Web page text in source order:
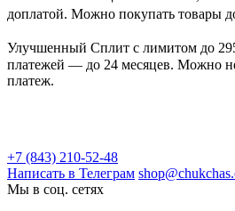
доплатой. Можно покупать товары
Улучшенный Сплит с лимитом до
платежей — до 24 месяцев. Можно
платеж.
+7 (843) 210-52-48
Написать в Телеграм
Мы в соц. сетях